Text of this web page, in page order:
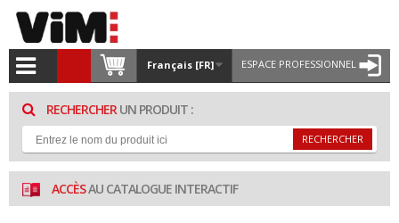
ESPACE PROFESSIONNEL
Français [FR]
RECHERCHERUN PRODUIT :
RECHERCHER
ACCÈSAU CATALOGUE INTERACTIF